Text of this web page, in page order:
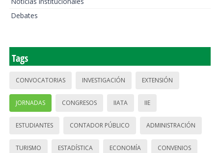
Debates
Tags
CONVOCATORIAS INVESTIGACIÓN EXTENSIÓN
JORNADAS CONGRESOS IIATA IIE
ESTUDIANTES CONTADOR PÚBLICO ADMINISTRACIÓN
TURISMO ESTADÍSTICA ECONOMÍA CONVENIOS